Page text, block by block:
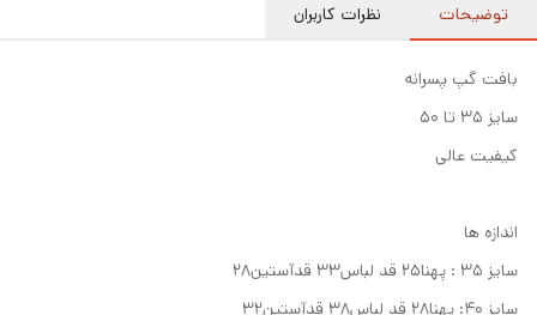
توضیحات نظرات کاربران
بافت گپ پسرانه
سایز ۳۵ تا ۵۰
کیفیت عالی
اندازه ها
سایز ۳۵ : پهنا۲۵ قد لباس۳۳ قدآستین۲۸
سایز ۴۰: پهنا۲۸ قد لباس۳۸ قدآستین۳۲